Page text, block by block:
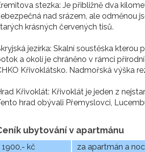
stezka: Je přibližně dva
nad srázem, ale odměnou
krásných červených tisů.
jezírka: Skalní soustěska
a okolí je chráněno v rámci
Křivoklátsko. Nadmořská výška
Křivoklát: Křivoklát je jeden z
hrad obývali Přemyslovci,
ubytování v apartmánu
1900,- kč
za apartmán a